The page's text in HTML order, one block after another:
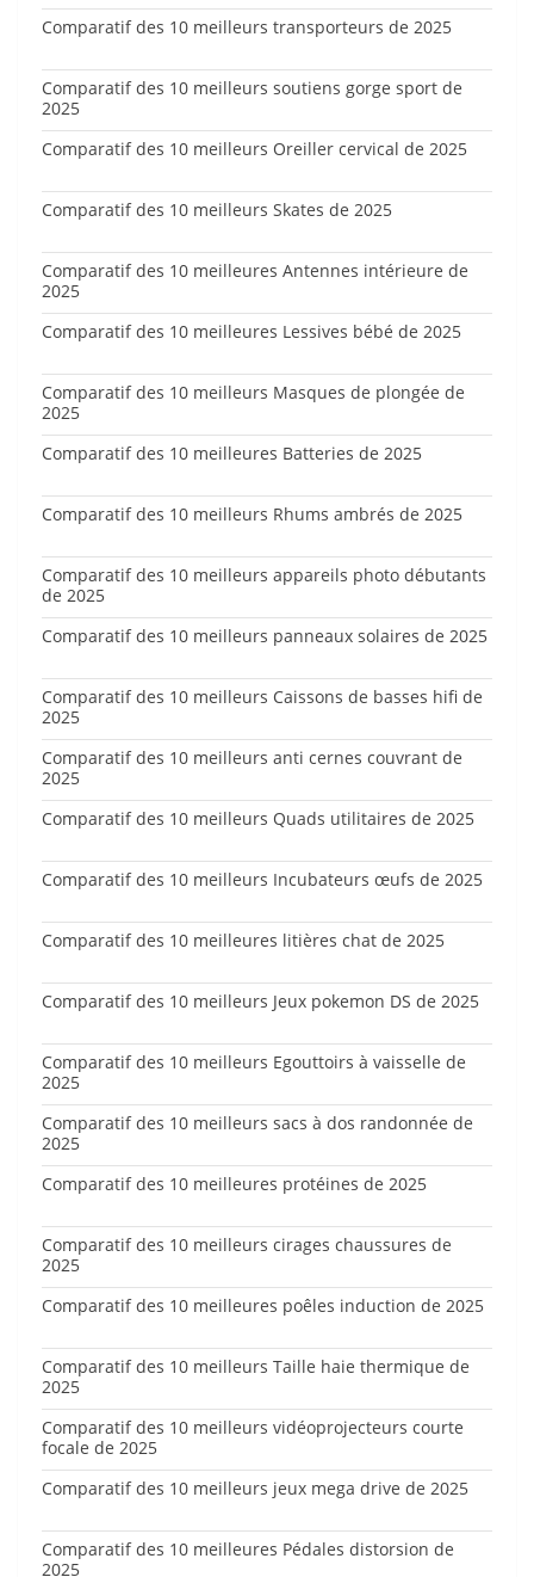
Comparatif des 10 meilleurs transporteurs de 2025
Comparatif des 10 meilleurs soutiens gorge sport de
2025
Comparatif des 10 meilleurs Oreiller cervical de 2025
Comparatif des 10 meilleurs Skates de 2025
Comparatif des 10 meilleures Antennes intérieure de
2025
Comparatif des 10 meilleures Lessives bébé de 2025
Comparatif des 10 meilleurs Masques de plongée de
2025
Comparatif des 10 meilleures Batteries de 2025
Comparatif des 10 meilleurs Rhums ambrés de 2025
Comparatif des 10 meilleurs appareils photo débutants
de 2025
Comparatif des 10 meilleurs panneaux solaires de 2025
Comparatif des 10 meilleurs Caissons de basses hifi de
2025
Comparatif des 10 meilleurs anti cernes couvrant de
2025
Comparatif des 10 meilleurs Quads utilitaires de 2025
Comparatif des 10 meilleurs Incubateurs œufs de 2025
Comparatif des 10 meilleures litières chat de 2025
Comparatif des 10 meilleurs Jeux pokemon DS de 2025
Comparatif des 10 meilleurs Egouttoirs à vaisselle de
2025
Comparatif des 10 meilleurs sacs à dos randonnée de
2025
Comparatif des 10 meilleures protéines de 2025
Comparatif des 10 meilleurs cirages chaussures de
2025
Comparatif des 10 meilleures poêles induction de 2025
Comparatif des 10 meilleurs Taille haie thermique de
2025
Comparatif des 10 meilleurs vidéoprojecteurs courte
focale de 2025
Comparatif des 10 meilleurs jeux mega drive de 2025
Comparatif des 10 meilleures Pédales distorsion de
2025